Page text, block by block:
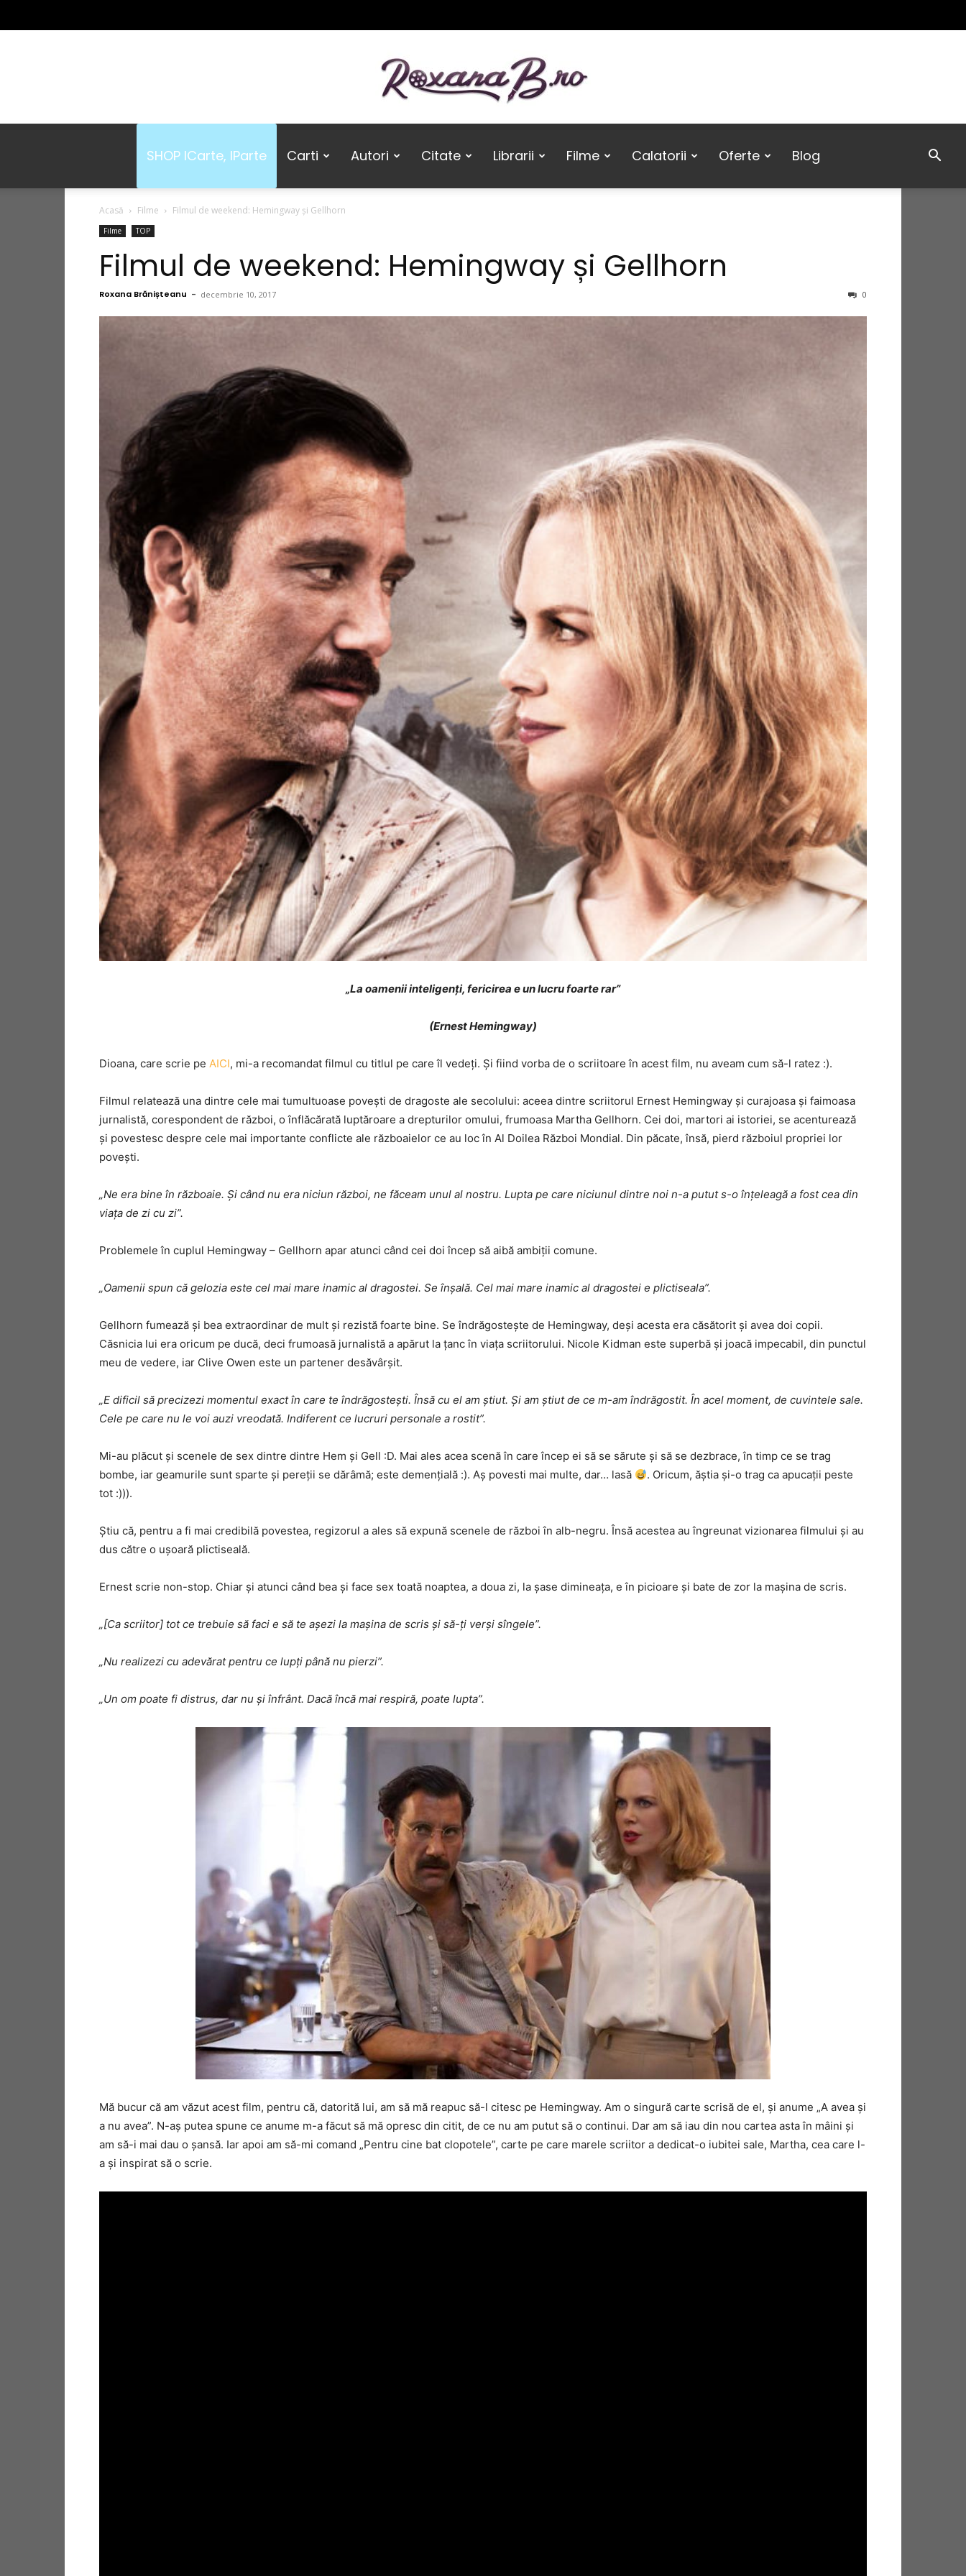
Roxana
SHOP ICarte, IParte Carti Autori Citate Librarii Filme Calatorii Oferte Blog
Acasă Filme Filmul de weekend: Hemingway și Gellhorn
Filme TOP
Filmul de weekend: Hemingway și Gellhorn
Roxana Brănișteanu - decembrie 10, 2017 0
„La oamenii inteligenţi, fericirea e un lucru foarte rar”
(Ernest Hemingway)
Dioana, care scrie pe AICI, mi-a recomandat filmul cu titlul pe care îl vedeți. Și fiind vorba de o scriitoare în acest film, nu aveam cum să-l ratez :).
Filmul relatează una dintre cele mai tumultuoase povești de dragoste ale secolului: aceea dintre scriitorul Ernest Hemingway și curajoasa și faimoasa
jurnalistă, corespondent de război, o înflăcărată luptăroare a drepturilor omului, frumoasa Martha Gellhorn. Cei doi, martori ai istoriei, se acenturează
și povestesc despre cele mai importante conflicte ale războaielor ce au loc în Al Doilea Război Mondial. Din păcate, însă, pierd războiul propriei lor
povești.
„Ne era bine în războaie. Și când nu era niciun război, ne făceam unul al nostru. Lupta pe care niciunul dintre noi n-a putut s-o înțeleagă a fost cea din
viața de zi cu zi”.
Problemele în cuplul Hemingway – Gellhorn apar atunci când cei doi încep să aibă ambiții comune.
„Oamenii spun că gelozia este cel mai mare inamic al dragostei. Se înșală. Cel mai mare inamic al dragostei e plictiseala”.
Gellhorn fumează și bea extraordinar de mult și rezistă foarte bine. Se îndrăgostește de Hemingway, deși acesta era căsătorit și avea doi copii.
Căsnicia lui era oricum pe ducă, deci frumoasă jurnalistă a apărut la țanc în viața scriitorului. Nicole Kidman este superbă și joacă impecabil, din punctul
meu de vedere, iar Clive Owen este un partener desăvârșit.
„E dificil să precizezi momentul exact în care te îndrăgostești. Însă cu el am știut. Și am știut de ce m-am îndrăgostit. În acel moment, de cuvintele sale.
Cele pe care nu le voi auzi vreodată. Indiferent ce lucruri personale a rostit”.
Mi-au plăcut şi scenele de sex dintre dintre Hem și Gell :D. Mai ales acea scenă în care încep ei să se sărute şi să se dezbrace, în timp ce se trag
bombe, iar geamurile sunt sparte și pereții se dărâmă; este demențială :). Aș povesti mai multe, dar… lasă
. Oricum, ăștia și-o trag ca apucații peste
tot :))).
Știu că, pentru a fi mai credibilă povestea, regizorul a ales să expună scenele de război în alb-negru. Însă acestea au îngreunat vizionarea filmului și au
dus către o ușoară plictiseală.
Ernest scrie non-stop. Chiar și atunci când bea și face sex toată noaptea, a doua zi, la șase dimineața, e în picioare și bate de zor la mașina de scris.
„[Ca scriitor] tot ce trebuie să faci e să te așezi la mașina de scris și să-ți verși sîngele”.
„Nu realizezi cu adevărat pentru ce lupți până nu pierzi”.
„Un om poate fi distrus, dar nu și înfrânt. Dacă încă mai respiră, poate lupta”.
Mă bucur că am văzut acest film, pentru că, datorită lui, am să mă reapuc să-l citesc pe Hemingway. Am o singură carte scrisă de el, şi anume „A avea şi
a nu avea”. N-aş putea spune ce anume m-a făcut să mă opresc din citit, de ce nu am putut să o continui. Dar am să iau din nou cartea asta în mâini şi
am să-i mai dau o şansă. Iar apoi am să-mi comand „Pentru cine bat clopotele”, carte pe care marele scriitor a dedicat-o iubitei sale, Martha, cea care l-
a şi inspirat să o scrie.